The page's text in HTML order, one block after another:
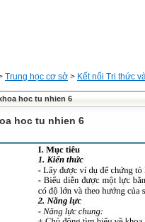
Trung học cơ sở > Kết nối Tri thức
hoc tu nhien 6
hoc tu nhien 6